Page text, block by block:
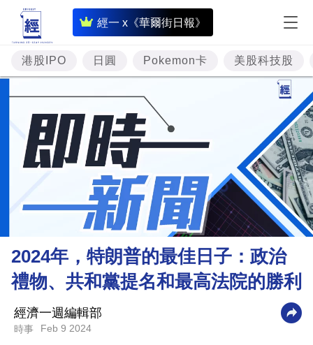
經一 x《華爾街日報》
即
時
財
經
專
題
投
資
樓
市
財
商
業
科
港股IPO 日圓 Pokemon卡 美股科技股
2024年，特朗普的最佳日子：政治
禮物、共和黨提名和最高法院的勝利
經濟一週編輯部
時事 Feb 9 2024